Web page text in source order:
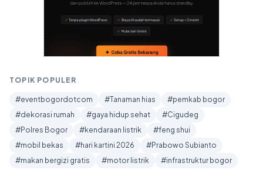
TOPIK POPULER
#eventbogordotcom #Tanaman hias
#pemkab bogor
#dekorasi rumah
#gaya hidup sehat
#Cigudeg
#Polres Bogor
#kendaraan listrik
#feng shui
#mobil bekas
#hari kartini 2026
#Prabowo Subianto
#makan bergizi gratis
#motor listrik #infrastruktur bogor